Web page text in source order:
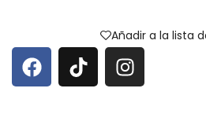
Añadir a la lista